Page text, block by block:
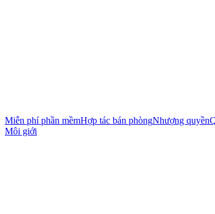
Miễn phí phần mềmHợp tác bán phòngNhượng quyền
Môi giới